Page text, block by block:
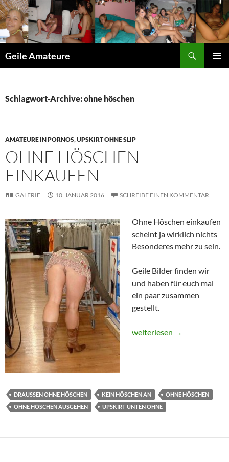
Geile Amateure
Schlagwort-Archive: ohne höschen
AMATEURE IN PORNOS,UPSKIRT OHNE SLIP
OHNE HÖSCHEN
EINKAUFEN
GALERIE 10. JANUAR 2016 SCHREIBE EINEN KOMMENTAR
Ohne Höschen einkaufen
scheint ja wirklich nichts
Besonderes mehr zu sein.
Geile Bilder finden wir
und haben für euch mal
ein paar zusammen
gestellt.
Ohne Höschen einkaufen
weiterlesen →
DRAUSSEN OHNE HÖSCHEN KEIN HÖSCHEN AN
OHNE HÖSCHEN
OHNE HÖSCHEN AUSGEHEN
UPSKIRT UNTEN OHNE